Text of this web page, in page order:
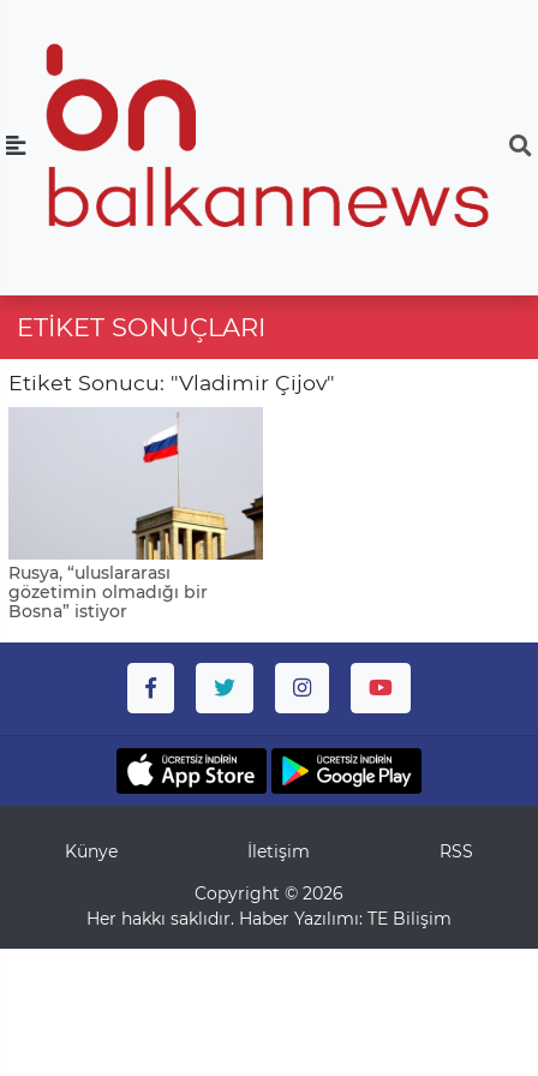
ETIKET SONUÇLARI
Etiket Sonucu: "Vladimir Çijov"
Rusya, “uluslararası
gözetimin olmadığı bir
Bosna” istiyor
Künye İletişim
RSS
Copyright © 2026
Her hakkı saklıdır. Haber Yazılımı: TE Bilişim